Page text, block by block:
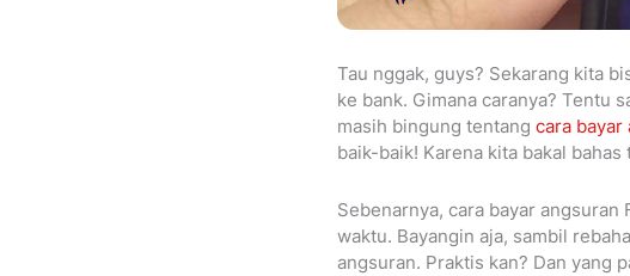
Tau nggak, guys? Sekarang kita
ke bank. Gimana caranya? Tentu
masih bingung tentang cara bayar
baik-baik! Karena kita bakal
Sebenarnya, cara bayar
waktu. Bayangin aja, sambil
angsuran. Praktis kan? Dan yang